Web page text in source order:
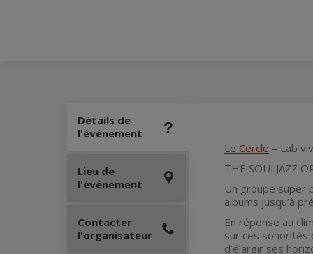
Détails de
l'événement
Le Cercle – Lab
THE SOULJAZZ
Un groupe super
albums jusqu’à
En réponse au
sur ces sonorités
d’élargir ses
Lieu de
l'événement
Contacter
l'organisateur